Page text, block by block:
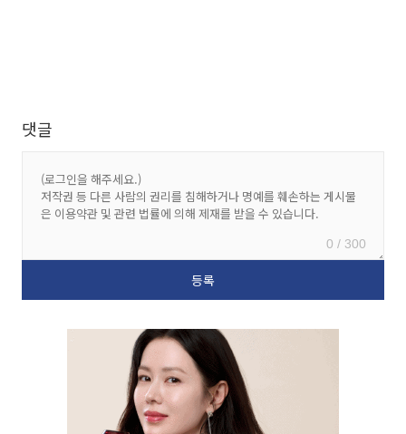
댓글
0 / 300